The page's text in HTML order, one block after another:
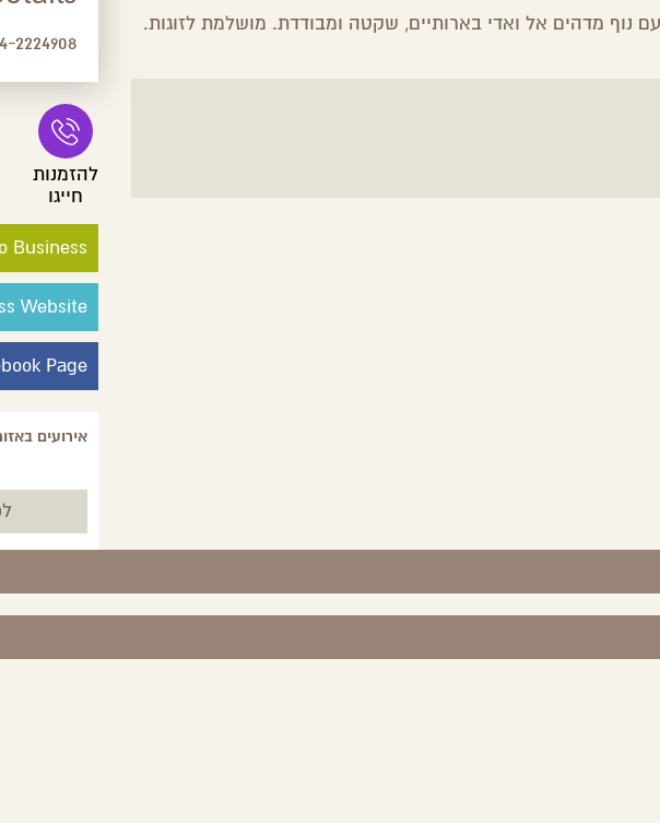
2224908
להזמנות
חייגו
Business
Website
Page
אירועים
Plus
נוף מדהים אל ואדי בארותיים, שקטה ומבודדת. מושלמת לזוגות.